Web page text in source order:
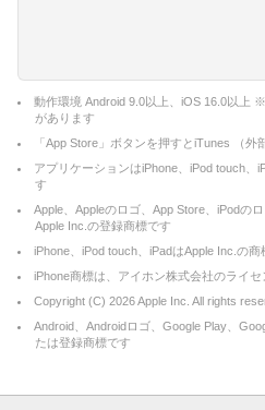
動作環境 Android 9.0以上、iOS 16.0以上
があります
「App Store」ボタンを押すとiTunes （外
アプリケーションはiPhone、iPod touch、
す
Apple、Appleのロゴ、App Store、iPodの
Apple Inc.の登録商標です
iPhone、iPod touch、iPadはApple Inc.の商
iPhone商標は、アイホン株式会社のライ
Copyright (C) 2026Apple Inc. All rights
Android、Androidロゴ、Google Play、
たは登録商標です